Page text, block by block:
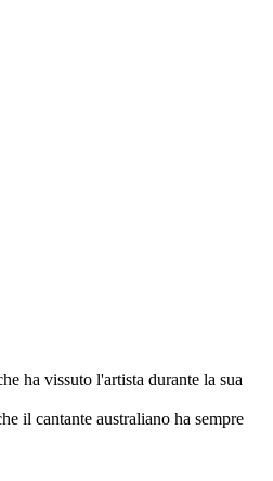
ha vissuto l'artista durante la sua
il cantante australiano ha sempre